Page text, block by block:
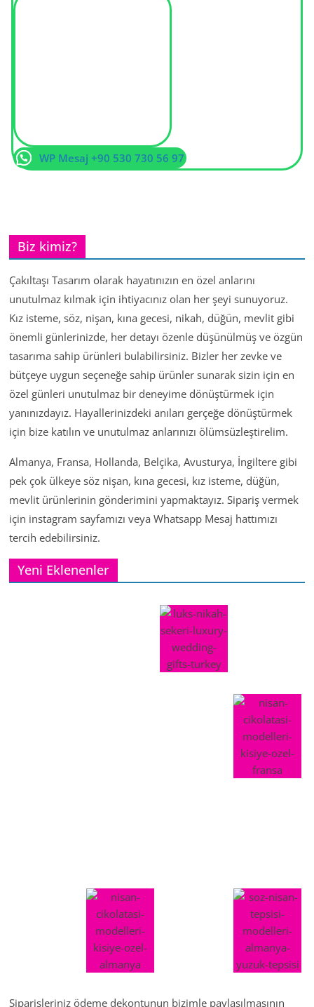
WP Mesaj +90 530 730 56 97
Biz kimiz?
Çakıltaşı Tasarım olarak hayatınızın en özel anlarını
unutulmaz kılmak için ihtiyacınız olan her şeyi sunuyoruz.
Kız isteme, söz, nişan, kına gecesi, nikah, düğün, mevlit gibi
önemli günlerinizde, her detayı özenle düşünülmüş ve özgün
tasarıma sahip ürünleri bulabilirsiniz. Bizler her zevke ve
bütçeye uygun seçeneğe sahip ürünler sunarak sizin için en
özel günleri unutulmaz bir deneyime dönüştürmek için
yanınızdayız. Hayallerinizdeki anıları gerçeğe dönüştürmek
için bize katılın ve unutulmaz anlarınızı ölümsüzleştirelim.
Almanya, Fransa, Hollanda, Belçika, Avusturya, İngiltere gibi
pek çok ülkeye söz nişan, kına gecesi, kız isteme, düğün,
mevlit ürünlerinin gönderimini yapmaktayız. Sipariş vermek
için instagram sayfamızı veya Whatsapp Mesaj hattımızı
tercih edebilirsiniz.
Yeni Eklenenler
Siparişleriniz ödeme dekontunun bizimle paylaşılmasının